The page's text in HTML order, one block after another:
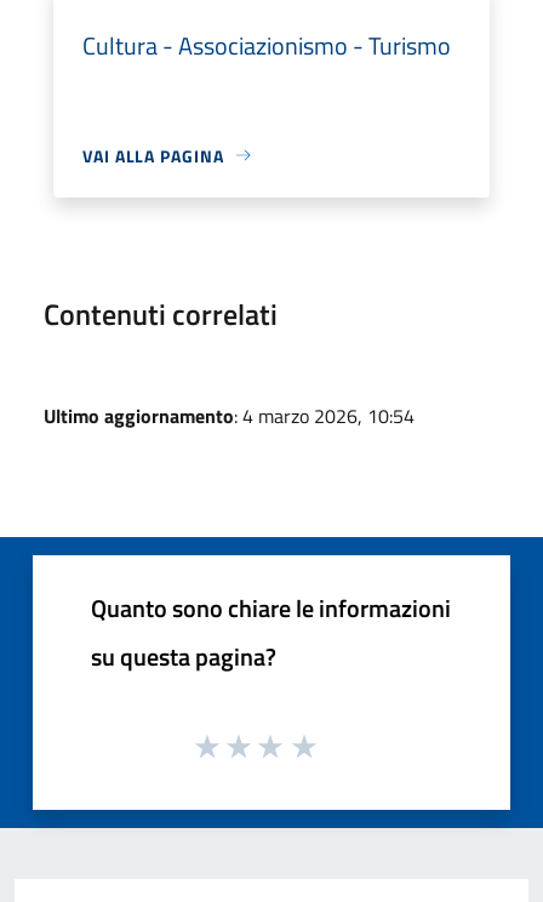
Cultura - Associazionismo - Turismo
VAI ALLA PAGINA
Contenuti correlati
Ultimo aggiornamento: 4 marzo 2026, 10:54
Quanto sono chiare le informazioni
su questa pagina?